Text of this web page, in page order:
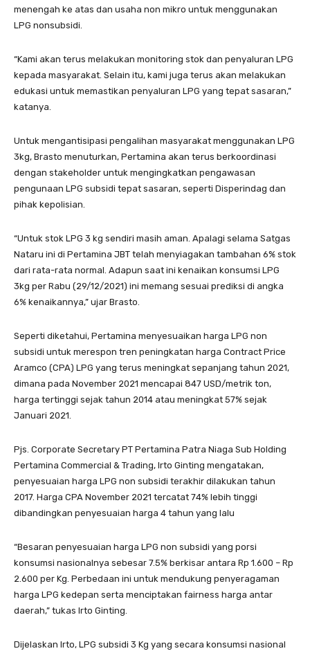
menengah ke atas dan usaha non mikro untuk menggunakan
LPG nonsubsidi.
“Kami akan terus melakukan monitoring stok dan penyaluran LPG
kepada masyarakat. Selain itu, kami juga terus akan melakukan
edukasi untuk memastikan penyaluran LPG yang tepat sasaran,”
katanya.
Untuk mengantisipasi pengalihan masyarakat menggunakan LPG
3kg, Brasto menuturkan, Pertamina akan terus berkoordinasi
dengan stakeholder untuk mengingkatkan pengawasan
pengunaan LPG subsidi tepat sasaran, seperti Disperindag dan
pihak kepolisian.
“Untuk stok LPG 3 kg sendiri masih aman. Apalagi selama Satgas
Nataru ini di Pertamina JBT telah menyiagakan tambahan 6% stok
dari rata-rata normal. Adapun saat ini kenaikan konsumsi LPG
3kg per Rabu (29/12/2021) ini memang sesuai prediksi di angka
6% kenaikannya,” ujar Brasto.
Seperti diketahui, Pertamina menyesuaikan harga LPG non
subsidi untuk merespon tren peningkatan harga Contract Price
Aramco (CPA) LPG yang terus meningkat sepanjang tahun 2021,
dimana pada November 2021 mencapai 847 USD/metrik ton,
harga tertinggi sejak tahun 2014 atau meningkat 57% sejak
Januari 2021.
Pjs. Corporate Secretary PT Pertamina Patra Niaga Sub Holding
Pertamina Commercial & Trading, Irto Ginting mengatakan,
penyesuaian harga LPG non subsidi terakhir dilakukan tahun
2017. Harga CPA November 2021 tercatat 74% lebih tinggi
dibandingkan penyesuaian harga 4 tahun yang lalu
“Besaran penyesuaian harga LPG non subsidi yang porsi
konsumsi nasionalnya sebesar 7.5% berkisar antara Rp 1.600 – Rp
2.600 per Kg. Perbedaan ini untuk mendukung penyeragaman
harga LPG kedepan serta menciptakan fairness harga antar
daerah,” tukas Irto Ginting.
Dijelaskan Irto, LPG subsidi 3 Kg yang secara konsumsi nasional